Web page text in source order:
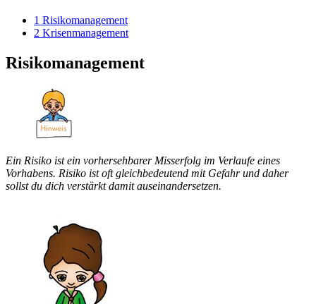
1 Risikomanagement
2 Krisenmanagement
Risikomanagement
Ein Risiko ist ein vorhersehbarer Misserfolg im Verlaufe eines
Vorhabens. Risiko ist oft gleichbedeutend mit Gefahr und daher
sollst du dich verstärkt damit auseinandersetzen.